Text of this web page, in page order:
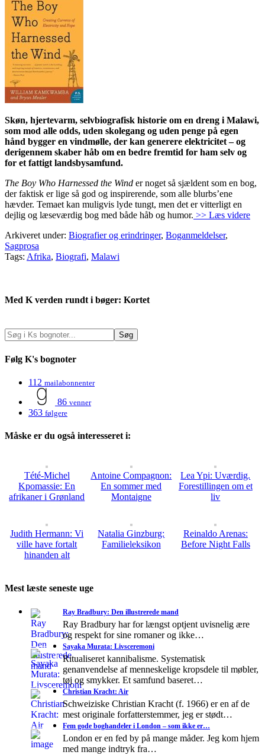
Skøn, hjertevarm, selvbiografisk historie om en dreng i Malawi,
som mod alle odds, uden skolegang og uden penge på egen
hånd bygger en vindmølle, der kan generere elektricitet – og
derigennem skaber håb om en bedre fremtid for ham selv og
for et fattigt landsbysamfund.
The Boy Who Harnessed the Wind er noget så sjældent som en bog,
der faktisk er lige så god og inspirerende, som alle blurbs’ene
hævder. Temaet kan muligvis lyde tungt, men det er vitterligt en
dejlig og læseværdig bog med både håb og humor. >> Læs videre
Arkiveret under: Biografier og erindringer, Boganmeldelser,
Sagprosa
Tags: Afrika, Biografi, Malawi
Med K verden rundt i bøger: Kortet
Følg K's bognoter
112 mailabonnenter
86 venner
363 følgere
Måske er du også interesseret i:
Tété-Michel
Kpomassie: En
afrikaner i Grønland
Antoine Compagnon:
En sommer med
Montaigne
Lea Ypi: Uværdig.
Forestillingen om et
liv
Judith Hermann: Vi
ville have fortalt
hinanden alt
Natalia Ginzburg:
Familieleksikon
Reinaldo Arenas:
Before Night Falls
Mest læste seneste uge
Ray Bradbury: Den illustrerede mand
Ray Bradbury har for længst optjent uvisnelig ære
og respekt for sine romaner og ikke…
Sayaka Murata: Livsceremoni
Ritualiseret kannibalisme. Systematisk
genanvendelse af menneskelige kropsdele til møbler,
tøj og smykker. Et samfund baseret…
Christian Kracht: Air
Schweiziske Christian Kracht (f. 1966) er en af de
mest originale forfatterstemmer, jeg er stødt…
Fem gode boghandeler i London – som ikke er…
London er en fed by på mange måder. Jeg kom hjem
med mange indtryk fra…